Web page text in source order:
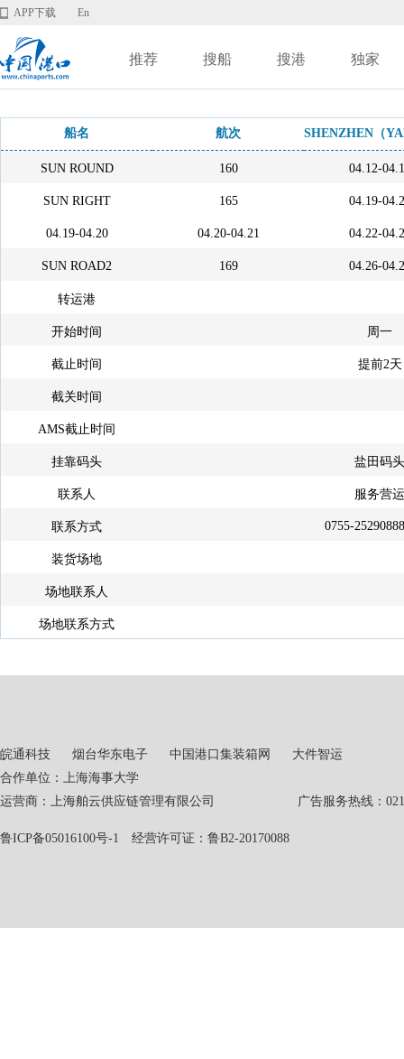
APP下载 En
推荐 搜船 搜港 独家
船名 航次 SHENZHEN（
SUN ROUND 160 04.12-
SUN RIGHT 165 04.19-
04.19-04.20 04.20-04.21 04.22-
SUN ROAD2 169 04.26-
转运港
开始时间 周一
截止时间 提前2天
截关时间
AMS截止时间
挂靠码头 盐田码头
联系人 服务营运
联系方式 0755-
装货场地
场地联系人
场地联系方式
皖通科技 烟台华东电子 中国港口集装箱网
大件智运
合作单位：上海海事大学
运营商：上海舶云供应链管理有限公司 广告服务热线：021-
鲁ICP备05016100号-1 经营许可证：鲁B2-20170088